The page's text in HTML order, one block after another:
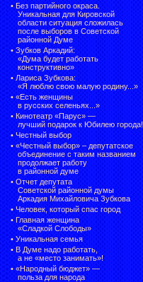
• Без партийного окраса.
Уникальная для Кировской
области ситуация сложилась
после выборов в Советской
районной Думе
• Зубков Аркадий:
«Дума будет работать
конструктивно»
• Лариса Зубкова:
«Я люблю свою малую родину...»
• «Есть женщины
в русских селеньях...»
• Кинотеатр «Парус» —
лучший подарок к Юбилею города!
• Честный выбор
• «Честный выбор» – депутатское
объединение с таким названием
продолжает работу
в районной думе
• Отчет депутата
Советской районной думы
Аркадия Михайловича Зубкова
• Человек, который спас город
• Главная женщина
«Сладкой Слободы»
• Уникальная семья
• В Думе надо работать,
а не «место занимать»!
• «Народный бюджет» —
польза для народа